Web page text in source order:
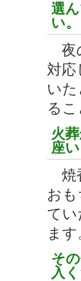
選
い。
夜
対
い
るこ
火
座
焼
お
て
ます
そ
入